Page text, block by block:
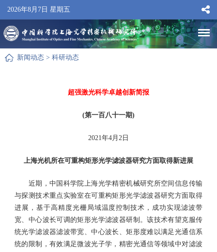
2026年8月7日 星期五
新闻动态 > 科研动态
超强激光科学卓越创新简报
(第一百八十一期)
2021年4月2日
上海光机所在可重构矩形光学滤波器研究方面取得新进展
近期，中国科学院上海光学精密机械研究所空间信息传输
与探测技术重点实验室在可重构矩形光学滤波器研究方面取得
进展，基于高精度光栅局域温度控制技术，成功实现滤波带
宽、中心波长可调的矩形光学滤波器研制。该技术有望克服传
统光学滤波器滤波带宽、中心波长、矩形度难以满足光通信系
统的限制，有效满足微波光子学，精密光通信等领域中对滤波